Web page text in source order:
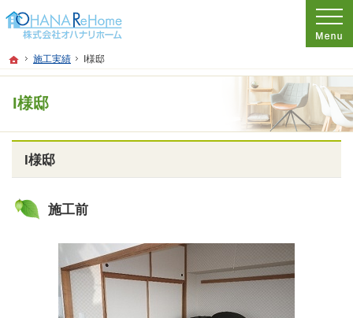
ホーム
施工実績 I様邸
I様邸
プロの目線からご提案。神奈川県茅ケ崎市のリフォーム・新築戸建てを手がける
リフォーム、注文新築住宅をお考えなら神奈川県茅ケ崎市の工務店【オハナハウ
I様邸
施工前